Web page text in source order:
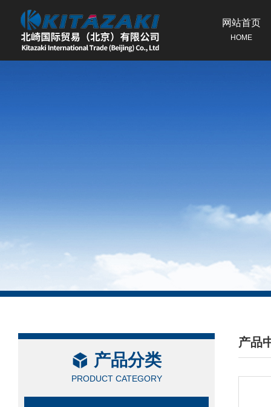
网站首页
HOME
产品分类
PRODUCT CATEGORY
产品
/